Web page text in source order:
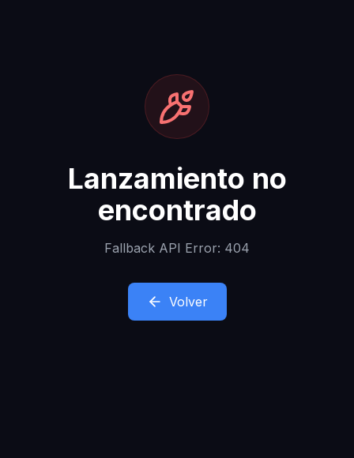
Lanzamiento no
encontrado
Fallback API Error: 404
Volver